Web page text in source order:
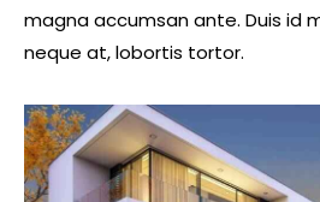
magna accumsan ante. Duis id
neque at, lobortis tortor.